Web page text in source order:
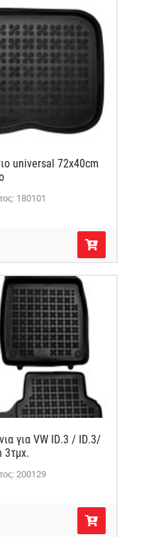
universal 72x40cm
180101
για VW ID.3 / ID.3/
3τμχ.
200129